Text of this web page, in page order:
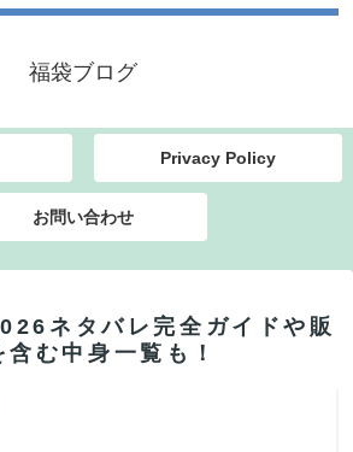
福袋ブログ
Privacy Policy
お問い合わせ
ネタバレ完全ガイドや販
む中身一覧も！